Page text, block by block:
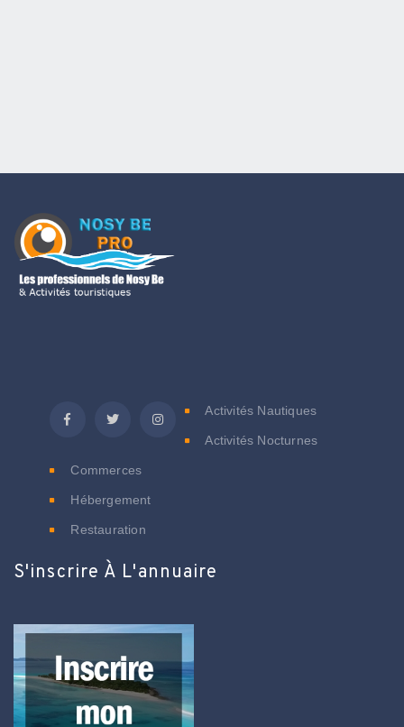
Activités Nautiques
Activités Nocturnes
Commerces
Hébergement
Restauration
S'inscrire À L'annuaire